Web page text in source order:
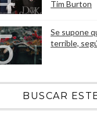
Tim Burton
Se supone
terrible,
BUSCAR